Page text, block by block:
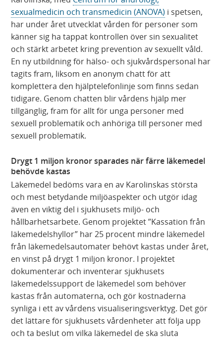
sexualmedicin och transmedicin (ANOVA) i spetsen,
har under året utvecklat vården för personer som
känner sig ha tappat kontrollen över sin sexualitet
och stärkt arbetet kring prevention av sexuellt våld.
En ny utbildning för hälso- och sjukvårdspersonal har
tagits fram, liksom en anonym chatt för att
komplettera den hjälptelefonlinje som finns sedan
tidigare. Genom chatten blir vårdens hjälp mer
tillgänglig, fram för allt för unga personer med
sexuell problematik och anhöriga till personer med
sexuell problematik.
Drygt 1 miljon kronor sparades när färre läkemedel
behövde kastas
Läkemedel bedöms vara en av Karolinskas största
och mest betydande miljöaspekter och utgör idag
även en viktig del i sjukhusets miljö- och
hållbarhetsarbete. Genom projektet ”Kassation från
läkemedelshyllor” har 25 procent mindre läkemedel
från läkemedelsautomater behövt kastas under året,
en vinst på drygt 1 miljon kronor. I projektet
dokumenterar och inventerar sjukhusets
läkemedelssupport de läkemedel som behöver
kastas från automaterna, och gör kostnaderna
synliga i ett av vårdens visualiseringsverktyg. Det gör
det lättare för sjukhusets vårdenheter att följa upp
och ta beslut om vilka läkemedel de ska sluta